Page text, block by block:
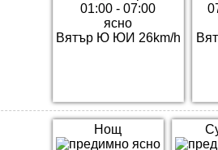
01:00 - 07:00
ясно
Вятър Ю ЮИ 26km/h
Нощ